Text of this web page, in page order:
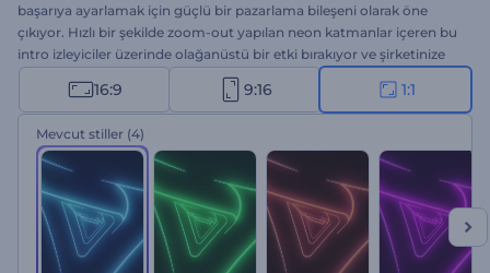
başarıya ayarlamak için güçlü bir pazarlama bileşeni olarak öne
çıkıyor. Hızlı bir şekilde zoom-out yapılan neon katmanlar içeren bu
intro izleyiciler üzerinde olağanüstü bir etki bırakıyor ve şirketinize
olan ilgiyi artırıyor. Logonuzu yükleyin, beğendiğiniz stil seçeneğini
işaretleyin, sloganınızı yazın ve profesyonel intro animasyonunuz
için birkaç dakika bekleyin. Şirket tanıtımları, ürün ve hizmet
reklamları, sunum girişleri, kanal intro ve outroları, reklam filmleri
vb. için ideal. Hemen şimdi deneyin!
16:9 9:16 1:1
Mevcut stiller (4)